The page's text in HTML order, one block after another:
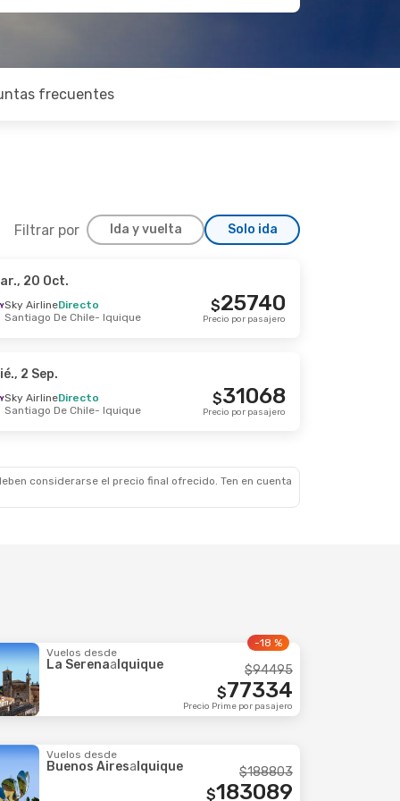
frecuentes
Filtrar por Ida y vuelta Solo ida
Sep.
Chile
53016
$
Precio por pasajero
20 Oct.
Sky AirlineDirecto
Santiago De Chile- Iquique
25740
$
Precio por pasajero
2 Sep.
Sky AirlineDirecto
Santiago De Chile- Iquique
31068
$
Precio por pasajero
considerarse el precio final ofrecido. Ten en cuenta
Vuelos desde
La Serenaa Iquique
-18 %
94495
$
77334
$
Precio Prime por pasajero
Vuelos desde
Buenos Airesa Iquique 188803
$
183089
$